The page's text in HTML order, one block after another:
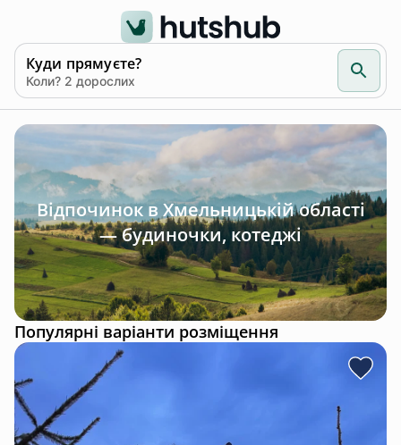
Куди прямуєте?
Коли? 2 дорослих
Відпочинок в Хмельницькій області
— будиночки, котеджі
Популярні варіанти розміщення